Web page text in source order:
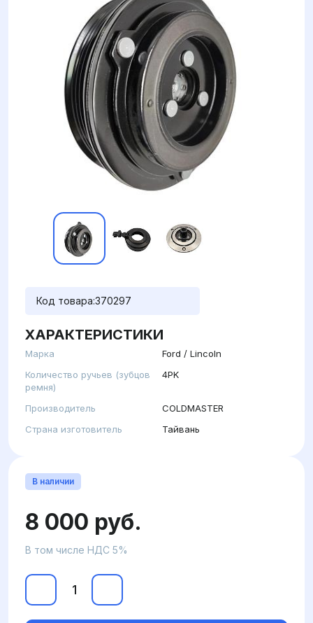
Код товара:370297
ХАРАКТЕРИСТИКИ
Марка
Ford / Lincoln
Количество ручьев (зубцов
ремня)
4PK
Производитель
COLDMASTER
Страна изготовитель
Тайвань
В наличии
8 000 руб.
В том числе НДС 5%